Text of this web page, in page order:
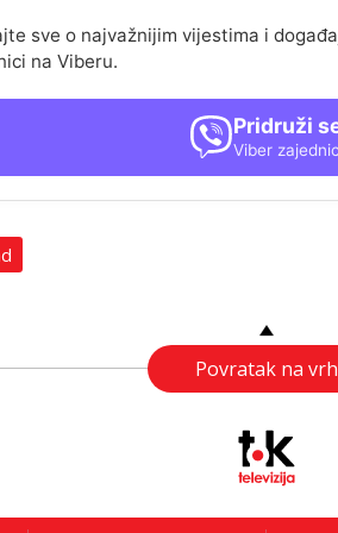
sve o najvažnijim vijestima i
na Viberu.
Pridruži
Viber
Povratak na vrh